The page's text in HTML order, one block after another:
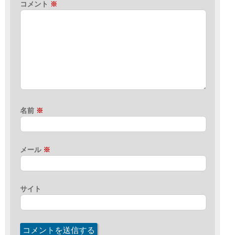
コメント ※
名前 ※
メール ※
サイト